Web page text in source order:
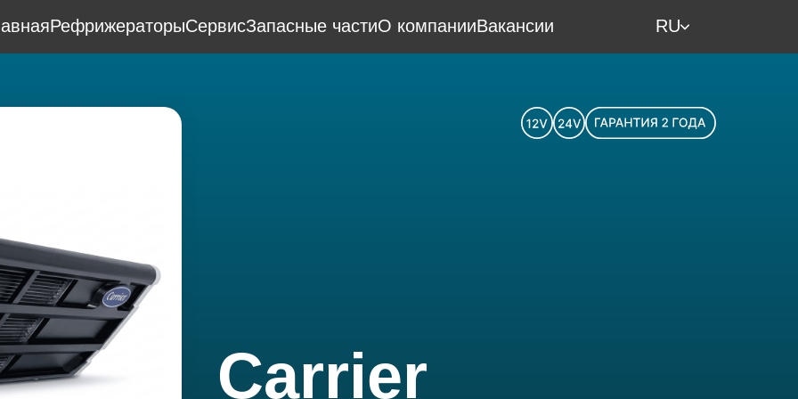
RU
РефрижераторыСервисЗапасные частиО компанииВакансии
Carrier